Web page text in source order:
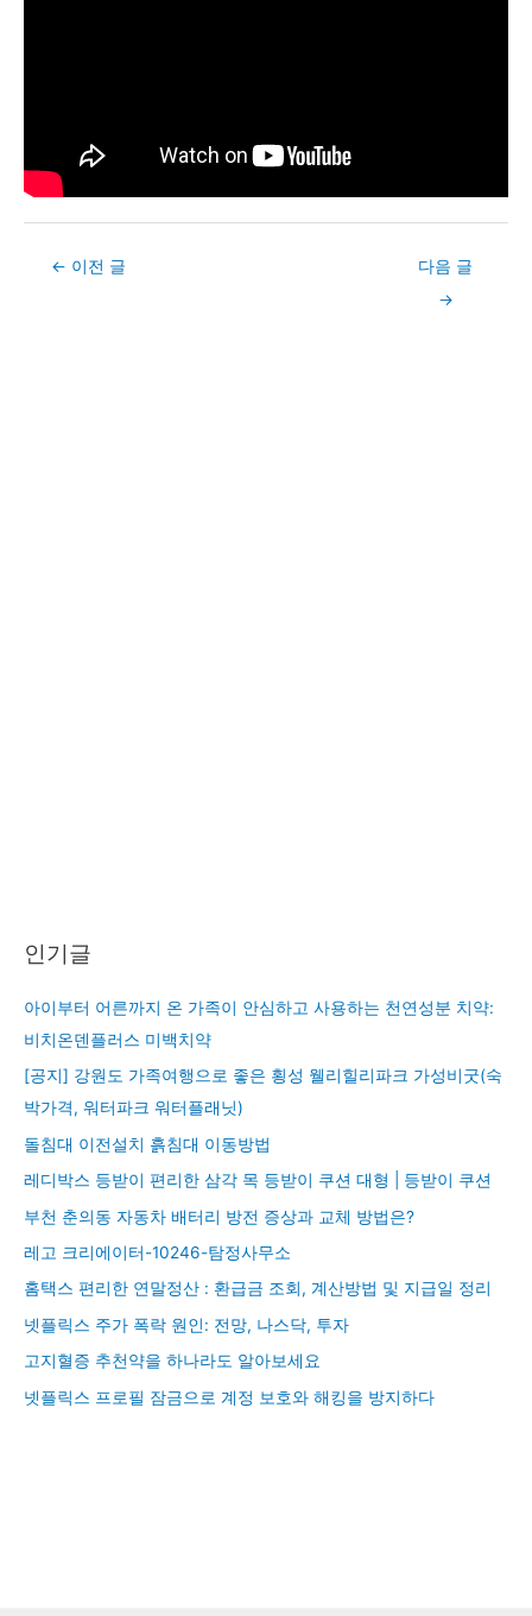
Post← 이전 글
다음 글
→
인기글
아이부터 어른까지 온 가족이 안심하고 사용하는 천연성분 치약:
비치온덴플러스 미백치약
[공지] 강원도 가족여행으로 좋은 횡성 웰리힐리파크 가성비굿(숙
박가격, 워터파크 워터플래닛)
돌침대 이전설치 흙침대 이동방법
레디박스 등받이 편리한 삼각 목 등받이 쿠션 대형 | 등받이 쿠션
부천 춘의동 자동차 배터리 방전 증상과 교체 방법은?
레고 크리에이터-10246-탐정사무소
홈택스 편리한 연말정산 : 환급금 조회, 계산방법 및 지급일 정리
넷플릭스 주가 폭락 원인: 전망, 나스닥, 투자
고지혈증 추천약을 하나라도 알아보세요
넷플릭스 프로필 잠금으로 계정 보호와 해킹을 방지하다